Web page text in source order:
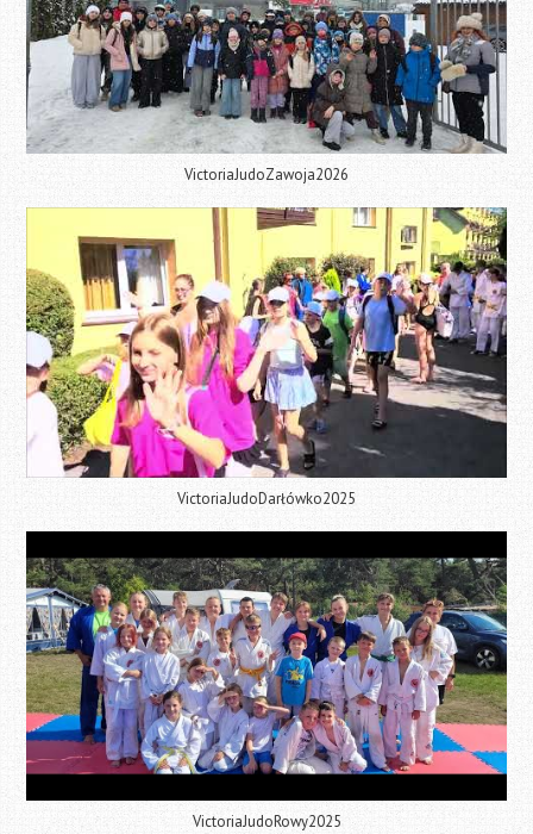
VictoriaJudoZawoja2026
VictoriaJudoDarłówko2025
VictoriaJudoRowy2025